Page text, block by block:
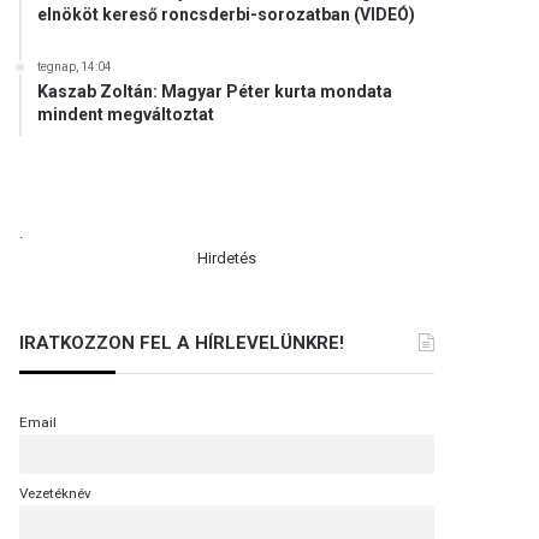
elnököt kereső roncsderbi-sorozatban (VIDEÓ)
tegnap, 14:04
Kaszab Zoltán: Magyar Péter kurta mondata
mindent megváltoztat
.
Hirdetés
IRATKOZZON FEL A HÍRLEVELÜNKRE!
Email
Vezetéknév